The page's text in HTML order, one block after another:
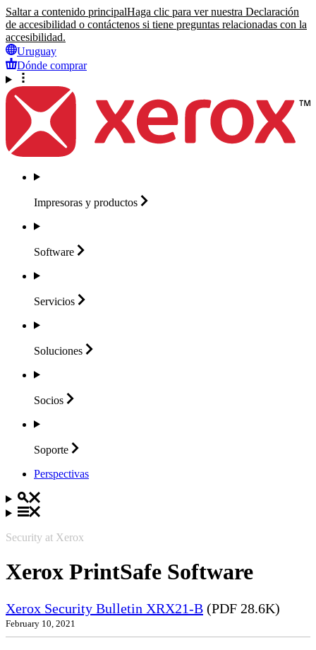
Saltar a contenido principalHaga clic para ver nuestra Declaración
de accesibilidad o contáctenos si tiene preguntas relacionadas con la
accesibilidad.
Uruguay
Dónde comprar
Impresoras y productos
Software
Servicios
Soluciones
Socios
Soporte
Perspectivas
Security at Xerox
Xerox PrintSafe Software
Xerox Security Bulletin XRX21-B (PDF 28.6K)
February 10, 2021